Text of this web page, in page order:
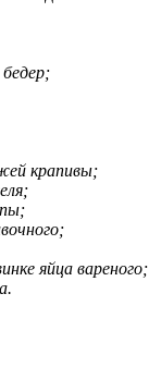
крапивы;
яйца вареного;